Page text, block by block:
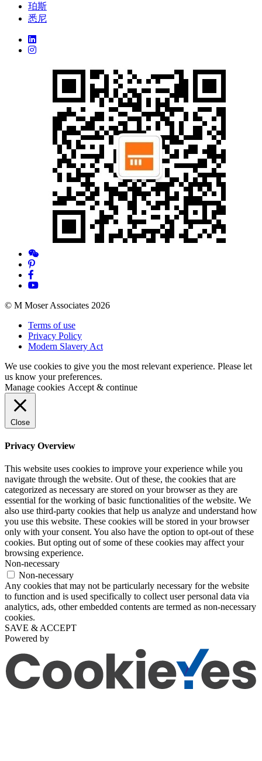
珀斯
悉尼
© M Moser Associates 2026
Terms of use
Privacy Policy
Modern Slavery Act
We use cookies to give you the most relevant experience. Please let
us know your preferences.
Manage cookies Accept & continue
Close
Privacy Overview
This website uses cookies to improve your experience while you
navigate through the website. Out of these, the cookies that are
categorized as necessary are stored on your browser as they are
essential for the working of basic functionalities of the website. We
also use third-party cookies that help us analyze and understand how
you use this website. These cookies will be stored in your browser
only with your consent. You also have the option to opt-out of these
cookies. But opting out of some of these cookies may affect your
browsing experience.
Non-necessary
Non-necessary
Any cookies that may not be particularly necessary for the website
to function and is used specifically to collect user personal data via
analytics, ads, other embedded contents are termed as non-necessary
cookies.
SAVE & ACCEPT
Powered by